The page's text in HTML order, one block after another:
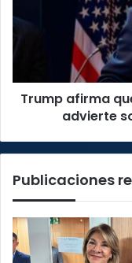
podría
y
advierte
Trump afirma
advierte
Publicaciones